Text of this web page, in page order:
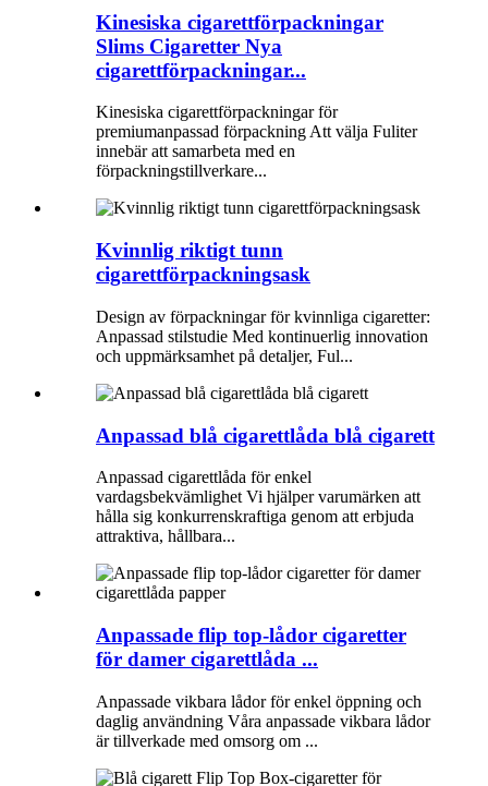
Kinesiska cigarettförpackningar
Slims Cigaretter Nya
cigarettförpackningar...
Kinesiska cigarettförpackningar för
premiumanpassad förpackning Att välja Fuliter
innebär att samarbeta med en
förpackningstillverkare...
Kvinnlig riktigt tunn
cigarettförpackningsask
Design av förpackningar för kvinnliga cigaretter:
Anpassad stilstudie Med kontinuerlig innovation
och uppmärksamhet på detaljer, Ful...
Anpassad blå cigarettlåda blå cigarett
Anpassad cigarettlåda för enkel
vardagsbekvämlighet Vi hjälper varumärken att
hålla sig konkurrenskraftiga genom att erbjuda
attraktiva, hållbara...
Anpassade flip top-lådor cigaretter
för damer cigarettlåda ...
Anpassade vikbara lådor för enkel öppning och
daglig användning Våra anpassade vikbara lådor
är tillverkade med omsorg om ...